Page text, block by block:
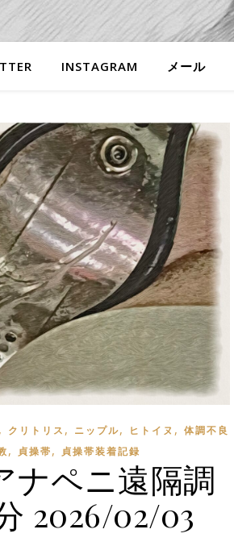
INSTAGRAM メール
, クリトリス , ニップル, ヒトイヌ , 体調不良
, 貞操帯, 貞操帯装着記録
ナペニ遠隔調
2026/02/03